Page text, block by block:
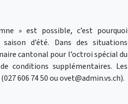
» est possible, c’est pourquoi
d’été. Dans des situations
cantonal pour l’octroi spécial du
conditions supplémentaires. Les
606 74 50 ou ovet@admin.vs.ch).